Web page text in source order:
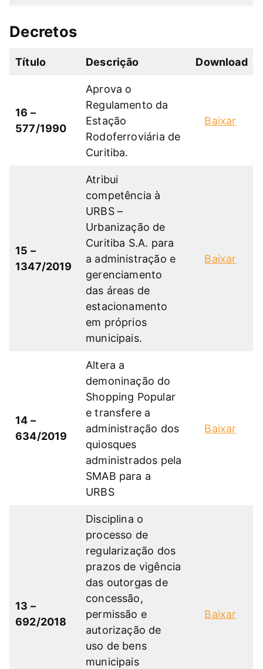
Decretos
Título Descrição Download
16 –
577/1990
Aprova o
Regulamento da
Estação
Rodoferroviária de
Curitiba.
Baixar
15 –
1347/2019
Atribui
competência à
URBS –
Urbanização de
Curitiba S.A. para
a administração e
gerenciamento
das áreas de
estacionamento
em próprios
municipais.
Baixar
14 –
634/2019
Altera a
demoninação do
Shopping Popular
e transfere a
administração dos
quiosques
administrados pela
SMAB para a
URBS
Baixar
13 –
692/2018
Disciplina o
processo de
regularização dos
prazos de vigência
das outorgas de
concessão,
permissão e
autorização de
uso de bens
municipais
Baixar